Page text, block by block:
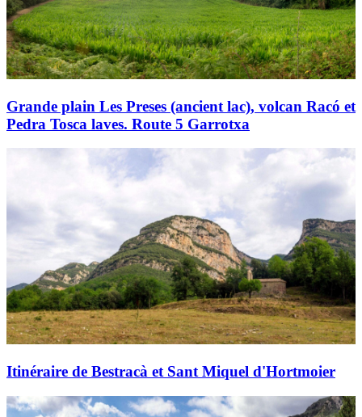
Grande plain Les Preses (ancient lac), volcan Racó et
Pedra Tosca laves. Route 5 Garrotxa
Itinéraire de Bestracà et Sant Miquel d'Hortmoier